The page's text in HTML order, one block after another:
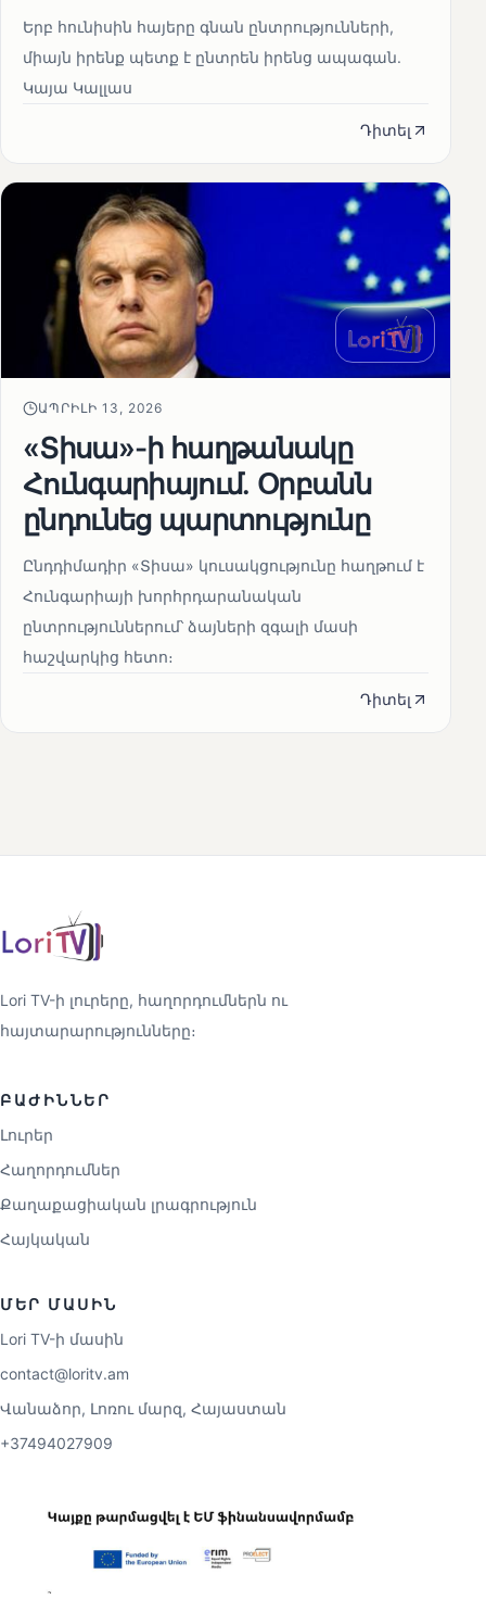
Երբ հունիսին հայերը գնան ընտրությունների,
միայն իրենք պետք է ընտրեն իրենց ապագան.
Կայա Կալլաս
Դիտել
ԱՊՐԻԼԻ 13, 2026
«Տիսա»-ի հաղթանակը
Հունգարիայում․ Օրբանն
ընդունեց պարտությունը
Ընդդիմադիր «Տիսա» կուսակցությունը հաղթում է
Հունգարիայի խորհրդարանական
ընտրություններում՝ ձայների զգալի մասի
հաշվարկից հետո։
Դիտել
Lori TV-ի լուրերը, հաղորդումներն ու
հայտարարությունները։
ԲԱԺԻՆՆԵՐ
Լուրեր
Հաղորդումներ
Քաղաքացիական լրագրություն
Հայկական
ՄԵՐ ՄԱՍԻՆ
Lori TV-ի մասին
contact@loritv.am
Վանաձոր, Լոռու մարզ, Հայաստան
+37494027909